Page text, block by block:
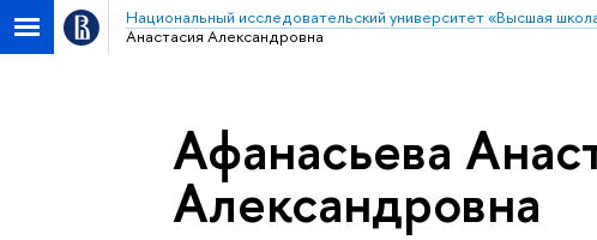
Национальный исследовательский университет «Высшая
Анастасия Александровна
Афанасьева
Александровна